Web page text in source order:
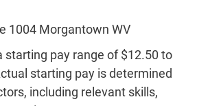
1004 Morgantown WV
starting pay range of $12.50 to
starting pay is determined
including relevant skills,